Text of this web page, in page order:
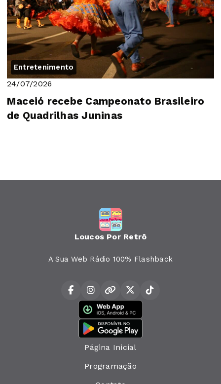
Entretenimento
24/07/2026
Maceió recebe Campeonato Brasileiro
de Quadrilhas Juninas
Loucos Por Retrô
A Sua Web Rádio 100% Flashback
Página Inicial
Programação